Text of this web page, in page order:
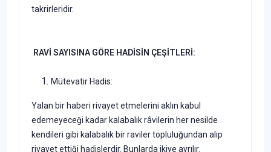
takrirleridir.
RAVİ SAYISINA GÖRE HADİSİN ÇEŞİTLERİ:
Mütevatir Hadis:
Yalan bir haberi rivayet etmelerini aklın kabul
edemeyeceği kadar kalabalık râvilerin her nesilde
kendileri gibi kalabalık bir raviler topluluğundan alıp
rivayet ettiği hadislerdir. Bunlarda ikiye ayrılır.